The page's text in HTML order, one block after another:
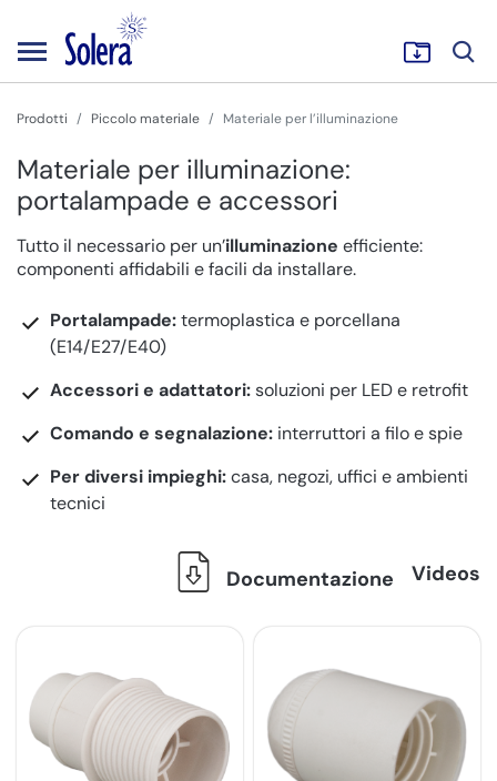
Prodotti Piccolo materiale Materiale per l’illuminazione
Materiale per illuminazione:
portalampade e accessori
Tutto il necessario per un’illuminazione efficiente:
componenti affidabili e facili da installare.
Portalampade:termoplastica e porcellana
(E14/E27/E40)
Accessori e adattatori:soluzioni per LED e retrofit
Comando e segnalazione: interruttori a filo e spie
Per diversi impieghi:casa, negozi, uffici e ambienti
tecnici
Documentazione Videos